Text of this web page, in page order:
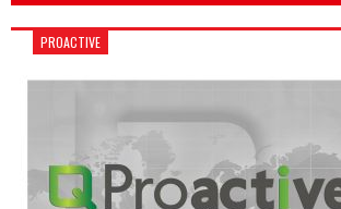
PROACTIVE